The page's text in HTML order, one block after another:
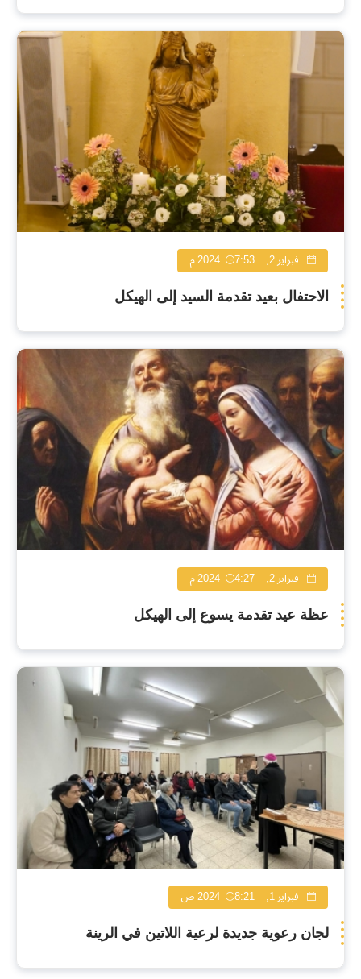
فبراير 2, 2024 7:53 م
الاحتفال بعيد تقدمة السيد إلى الهيكل
فبراير 2, 2024 4:27 م
عظة عيد تقدمة يسوع إلى الهيكل
فبراير 1, 2024 8:21 ص
لجان رعوية جديدة لرعية اللاتين في الرينة